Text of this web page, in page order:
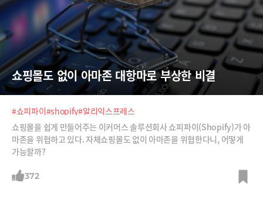
쇼핑몰도 없이 아마존 대항마로 부상한 비결
#쇼피파이#shopify#알리익스프레스
쇼핑몰을 쉽게 만들어주는 이커머스 솔루션회사 쇼피파이(Shopify)가 아
마존을 위협하고 있다. 자체쇼핑몰도 없이 아마존을 위협한다니, 어떻게
가능할까?
372